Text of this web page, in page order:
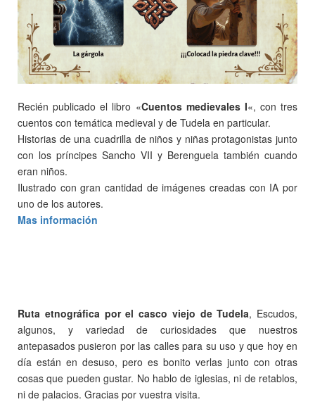
Recién publicado el libro «Cuentos medievales I«, con tres
cuentos con temática medieval y de Tudela en particular.
Historias de una cuadrilla de niños y niñas protagonistas junto
con los príncipes Sancho VII y Berenguela también cuando
eran niños.
Ilustrado con gran cantidad de imágenes creadas con IA por
uno de los autores.
Mas información
Ruta etnográfica por el casco viejo de Tudela, Escudos,
algunos, y variedad de curiosidades que nuestros
antepasados pusieron por las calles para su uso y que hoy en
día están en desuso, pero es bonito verlas junto con otras
cosas que pueden gustar. No hablo de iglesias, ni de retablos,
ni de palacios. Gracias por vuestra visita.